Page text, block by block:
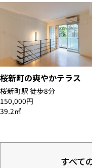
桜新町の爽やかテラス
桜新町駅 徒歩8分
150,000円
39.2㎡
すべて